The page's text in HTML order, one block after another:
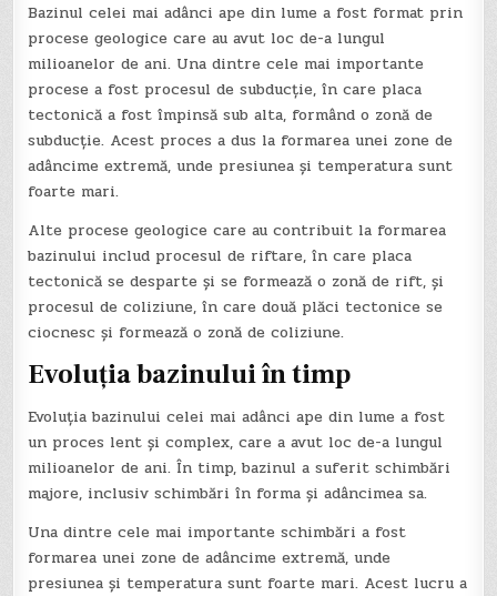
Bazinul celei mai adânci ape din lume a fost format prin
procese geologice care au avut loc de-a lungul
milioanelor de ani. Una dintre cele mai importante
procese a fost procesul de subducție, în care placa
tectonică a fost împinsă sub alta, formând o zonă de
subducție. Acest proces a dus la formarea unei zone de
adâncime extremă, unde presiunea și temperatura sunt
foarte mari.
Alte procese geologice care au contribuit la formarea
bazinului includ procesul de riftare, în care placa
tectonică se desparte și se formează o zonă de rift, și
procesul de coliziune, în care două plăci tectonice se
ciocnesc și formează o zonă de coliziune.
Evoluția bazinului în timp
Evoluția bazinului celei mai adânci ape din lume a fost
un proces lent și complex, care a avut loc de-a lungul
milioanelor de ani. În timp, bazinul a suferit schimbări
majore, inclusiv schimbări în forma și adâncimea sa.
Una dintre cele mai importante schimbări a fost
formarea unei zone de adâncime extremă, unde
presiunea și temperatura sunt foarte mari. Acest lucru a